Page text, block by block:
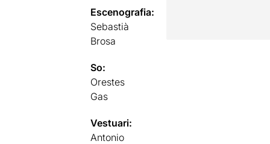
Escenografia:
Sebastià
Brosa
So:
Orestes
Gas
Vestuari:
Antonio